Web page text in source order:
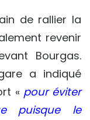
de rallier la
revenir
Bourgas.
a indiqué
« pour éviter
puisque le